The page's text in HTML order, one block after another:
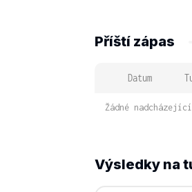
Příští zápas
Datum
Žádné
Výsledky na